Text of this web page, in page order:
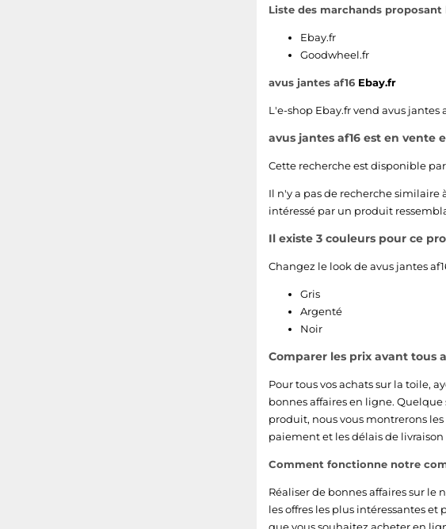
Liste des marchands proposant
Ebay.fr
Goodwheel.fr
avus jantes af16 Ebay.fr
L'e-shop Ebay.frvend avus jantes
avus jantes af16 est en vente
Cette recherche est disponible
Il n'y a pas de recherche similaire
intéressé par un produit
Il existe 3 couleurs pour ce
Changez le look de avus jantes
Gris
Argenté
Noir
Comparer les prix avant tous
Pour tous vos achats sur la toile,
bonnes affaires en ligne.
produit, nous vous montrerons
paiement et les délais de
Comment fonctionne notre
Réaliser de bonnes affaires sur le
les offres les plus intéressantes
que vous souhaitez acheter en